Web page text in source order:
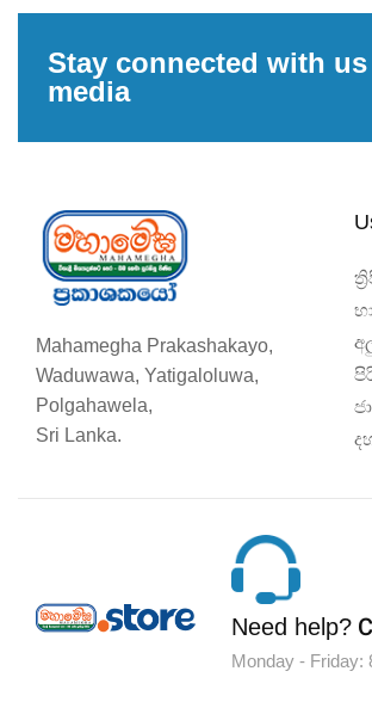
Stay connected with
media
Mahamegha Prakashakayo,
Waduwawa, Yatigaloluwa,
Polgahawela,
Sri Lanka.
Need help?
Monday - Friday: